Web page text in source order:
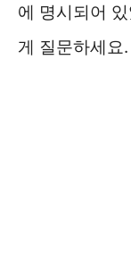
에 명시되어
게 질문하세요.